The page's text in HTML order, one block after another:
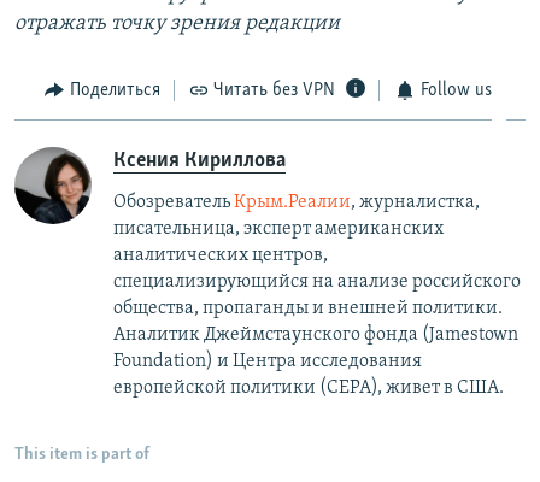
отражать точку зрения редакции​
Поделиться Читать без VPN Follow us
Ксения Кириллова
ОбозревательКрым.Реалии, журналистка,
писательница, эксперт американских
аналитических центров,
специализирующийся на анализе российского
общества, пропаганды и внешней политики.
Аналитик Джеймстаунского фонда (Jamestown
Foundation) и Центра исследования
европейской политики (CEPA), живет в США.
This item is part of